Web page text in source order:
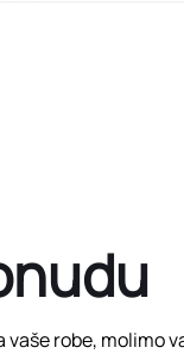
robe, molimo